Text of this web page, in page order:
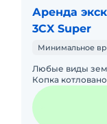
Аренда
3CX Super
Минимальное
Любые виды
Копка
под
чистка прудов